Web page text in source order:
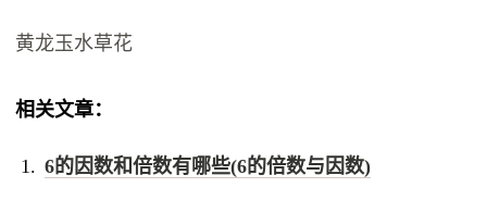
黄龙玉水草花
相关文章：
6的因数和倍数有哪些(6的倍数与因数)